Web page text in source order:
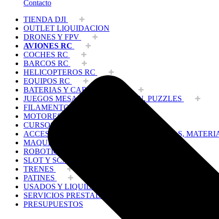
Contacto
TIENDA DJI
OUTLET LIQUIDACION
DRONES Y FPV
AVIONES RC
COCHES RC
BARCOS RC
HELICOPTEROS RC
EQUIPOS RC
BATERIAS Y CARGADORES
JUEGOS MESA, CONSTRUCCION, PUZZLES
FILAMENTO IMPRESORA 3D
MOTORES Y ACCESORIOS
CURSOS Y TALLERES
ACCESORIOS, HERRAMIENTAS, PINTURAS,
MAQUETAS ESTÁTICAS Y COLECCIÓN
ROBOTICA Y GADGETS ELECTRÓNICOS
SLOT Y SCALEXTRIC
TRENES
PATINES
USADOS Y LIQUIDACION
SERVICIOS PRESTADOS
PRESUPUESTOS